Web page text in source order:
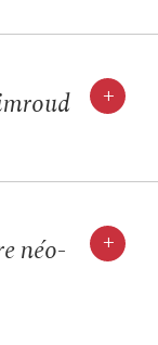
+
+
néo-